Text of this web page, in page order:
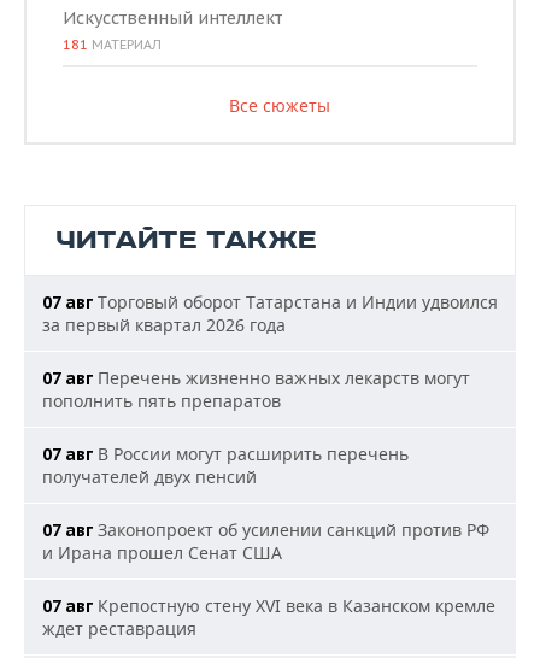
Искусственный интеллект
181 МАТЕРИАЛ
Все сюжеты
ЧИТАЙТЕ ТАКЖЕ
07 авг Торговый оборот Татарстана и Индии удвоился
за первый квартал 2026 года
07 авг Перечень жизненно важных лекарств могут
пополнить пять препаратов
07 авг В России могут расширить перечень
получателей двух пенсий
07 авг Законопроект об усилении санкций против РФ
и Ирана прошел Сенат США
07 авг Крепостную стену XVI века в Казанском кремле
ждет реставрация